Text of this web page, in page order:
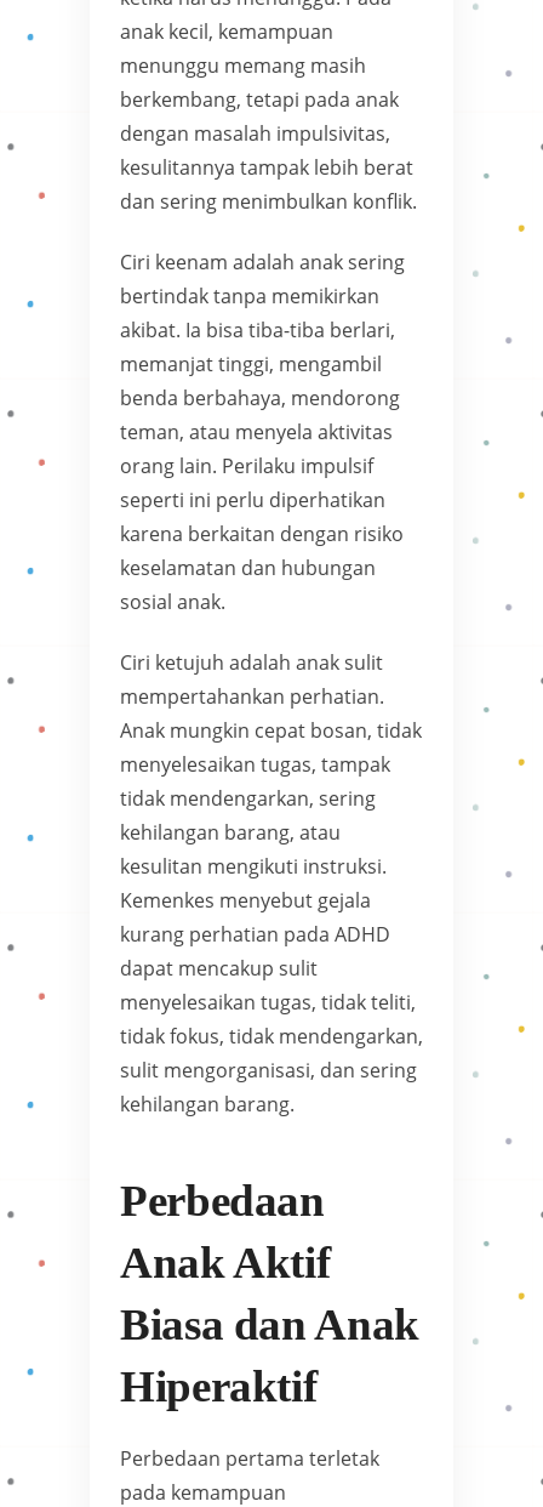
anak kecil, kemampuan
menunggu memang masih
berkembang, tetapi pada anak
dengan masalah impulsivitas,
kesulitannya tampak lebih berat
dan sering menimbulkan konflik.
Ciri keenam adalah anak sering
bertindak tanpa memikirkan
akibat. Ia bisa tiba-tiba berlari,
memanjat tinggi, mengambil
benda berbahaya, mendorong
teman, atau menyela aktivitas
orang lain. Perilaku impulsif
seperti ini perlu diperhatikan
karena berkaitan dengan risiko
keselamatan dan hubungan
sosial anak.
Ciri ketujuh adalah anak sulit
mempertahankan perhatian.
Anak mungkin cepat bosan, tidak
menyelesaikan tugas, tampak
tidak mendengarkan, sering
kehilangan barang, atau
kesulitan mengikuti instruksi.
Kemenkes menyebut gejala
kurang perhatian pada ADHD
dapat mencakup sulit
menyelesaikan tugas, tidak teliti,
tidak fokus, tidak mendengarkan,
sulit mengorganisasi, dan sering
kehilangan barang.
Perbedaan
Anak Aktif
Biasa dan Anak
Hiperaktif
Perbedaan pertama terletak
pada kemampuan